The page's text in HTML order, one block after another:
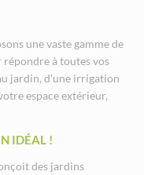
une vaste gamme de
répondre à toutes vos
jardin, d’une irrigation
espace extérieur,
IDÉAL !
des jardins